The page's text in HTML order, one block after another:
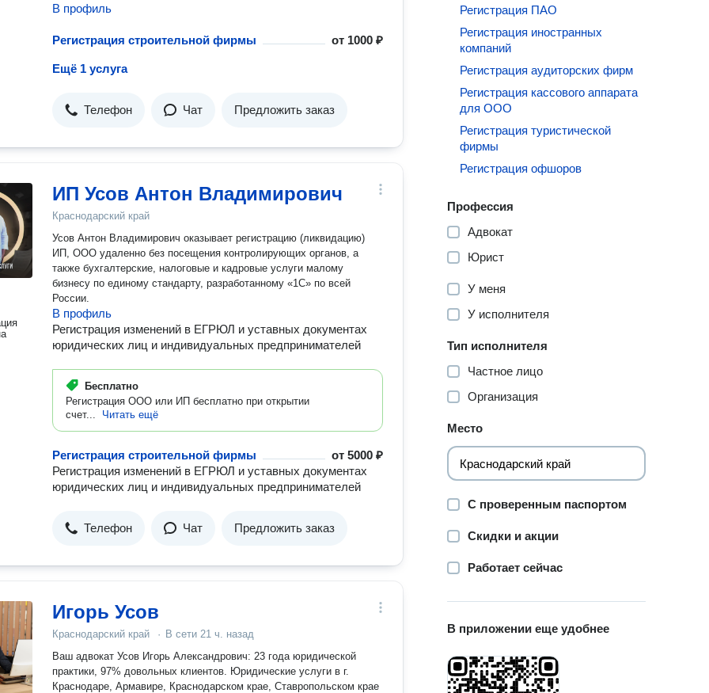
В профиль
Регистрация строительной фирмы от 1000 ₽
Ещё 1 услуга
Телефон Чат Предложить заказ
ИП Усов Антон Владимирович
Краснодарский край
Усов Антон Владимирович оказывает регистрацию (ликвидацию)
ИП, ООО удаленно без посещения контролирующих органов, а
также бухгалтерские, налоговые и кадровые услуги малому
бизнесу по единому стандарту, разработанному «1С» по всей
России.
В профиль
Регистрация изменений в ЕГРЮЛ и уставных документах
юридических лиц и индивидуальных предпринимателей
Бесплатно
Регистрация ООО или ИП бесплатно при открытии
счет...
Читать ещё
Регистрация строительной фирмы от5000 ₽
Регистрация изменений в ЕГРЮЛ и уставных документах
юридических лиц и индивидуальных предпринимателей
Телефон Чат Предложить заказ
Игорь Усов
Краснодарский край · В сети 21 ч. назад
Ваш адвокат Усов Игорь Александрович: 23 года юридической
практики, 97% довольных клиентов. Юридические услуги в г.
Краснодаре, Армавире, Краснодарском крае, Ставропольском крае
Регистрация ПАО
Регистрация иностранных
компаний
Регистрация аудиторских фирм
Регистрация кассового аппарата
для ООО
Регистрация туристической
фирмы
Регистрация офшоров
Профессия
Адвокат
Юрист
У меня
У исполнителя
Тип исполнителя
Частное лицо
Организация
Место
С проверенным паспортом
Скидки и акции
Работает сейчас
В приложении еще удобнее